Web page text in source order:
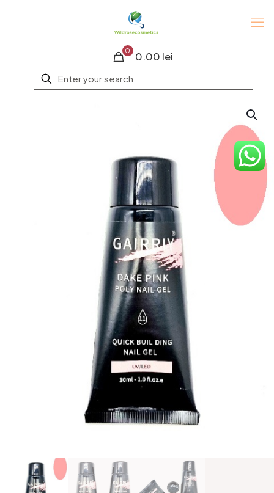
0 0.00 lei